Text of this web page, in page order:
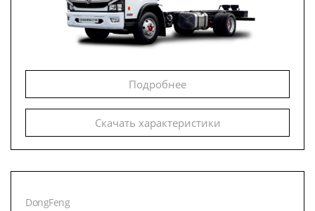
Подробнее
Скачать характеристики
DongFeng